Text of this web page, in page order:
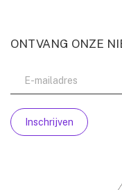
ONTVANG ONZE